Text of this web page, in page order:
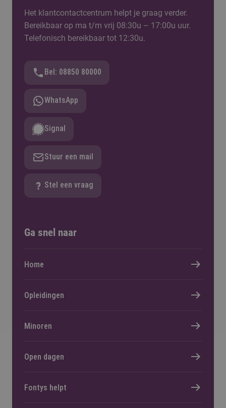
Het klantcontactcentrum helpt je graag verder.
Bereikbaar op ma t/m vrij 08:30u – 17:00u uur.
Telefonisch bereikbaar tot 12:30u.
Bel: 08850 80000
WhatsApp
Signal
Stuur een mail
Stel een vraag
Ga snel naar
Home
Opleidingen
Minoren
Open dagen
Fontys helpt